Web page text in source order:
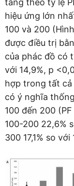
hiệu ứng lớn
100 và 200
được điều trị
của phác đồ có
với 14,9%, p
hợp trong tất cả
có ý nghĩa
100 đến 200
100-200 22,6%
300 17,1% so